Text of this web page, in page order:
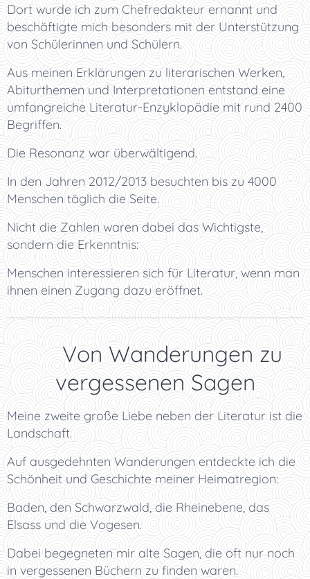
Dort wurde ich zum Chefredakteur ernannt und
beschäftigte mich besonders mit der Unterstützung
von Schülerinnen und Schülern.
Aus meinen Erklärungen zu literarischen Werken,
Abiturthemen und Interpretationen entstand eine
umfangreiche Literatur-Enzyklopädie mit rund 2400
Begriffen.
Die Resonanz war überwältigend.
In den Jahren 2012/2013 besuchten bis zu 4000
Menschen täglich die Seite.
Nicht die Zahlen waren dabei das Wichtigste,
sondern die Erkenntnis:
Menschen interessieren sich für Literatur, wenn man
ihnen einen Zugang dazu eröffnet.
🥾 Von Wanderungen zu
vergessenen Sagen
Meine zweite große Liebe neben der Literatur ist die
Landschaft.
Auf ausgedehnten Wanderungen entdeckte ich die
Schönheit und Geschichte meiner Heimatregion:
Baden, den Schwarzwald, die Rheinebene, das
Elsass und die Vogesen.
Dabei begegneten mir alte Sagen, die oft nur noch
in vergessenen Büchern zu finden waren.